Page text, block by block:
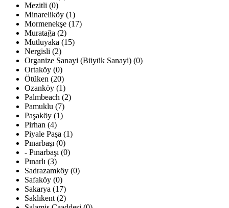
Mezitli (0)
Minareliköy (1)
Mormenekşe (17)
Muratağa (2)
Mutluyaka (15)
Nergisli (2)
Organize Sanayi (Büyük Sanayi) (0)
Ortaköy (0)
Ötüken (20)
Ozanköy (1)
Palmbeach (2)
Pamuklu (7)
Paşaköy (1)
Pirhan (4)
Piyale Paşa (1)
Pınarbaşı (0)
- Pınarbaşı (0)
Pınarlı (3)
Sadrazamköy (0)
Safaköy (0)
Sakarya (17)
Saklıkent (2)